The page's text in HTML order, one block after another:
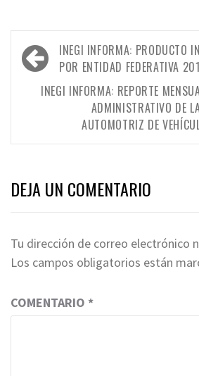
Navegación
de
entradas
INEGI INFORMA: PRODUCTO
POR ENTIDAD FEDERATIVA
INEGI INFORMA: REPORTE
ADMINISTRATIVO DE
AUTOMOTRIZ DE
DEJA UN COMENTARIO
Tu dirección de correo electrónico
Los campos obligatorios están
COMENTARIO *